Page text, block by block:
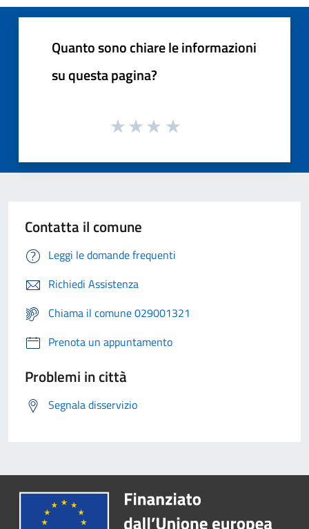
Quanto sono chiare le informazioni
su questa pagina?
Contatta il comune
Leggi le domande frequenti
Richiedi Assistenza
Chiama il comune 029001321
Prenota un appuntamento
Problemi in città
Segnala disservizio